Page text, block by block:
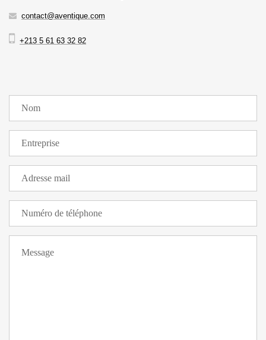
contact@aventique.com
+213 5 61 63 32 82